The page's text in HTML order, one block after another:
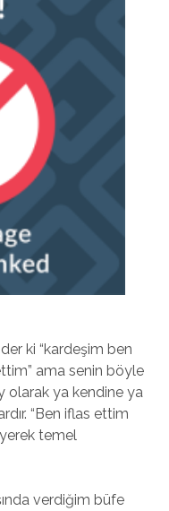
ki “kardeşim ben
ama senin böyle
olarak ya kendine ya
“Ben iflas ettim
temel
verdiğim büfe